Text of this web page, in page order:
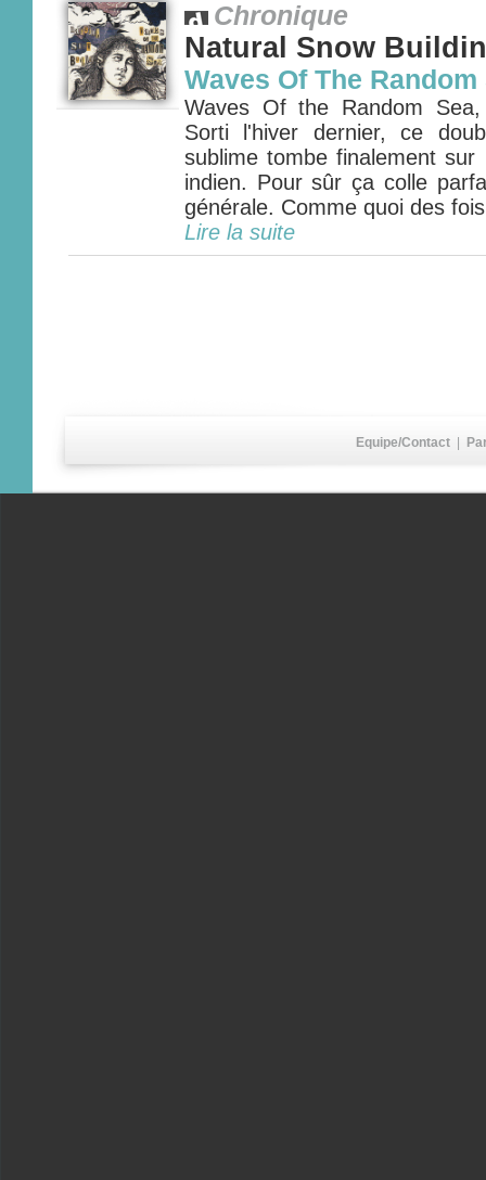
Chronique
Natural Snow
Waves Of The Random
Waves Of the Random
Sorti l'hiver dernier, ce
sublime tombe finalement
indien. Pour sûr ça colle
générale. Comme quoi des
Lire la suite
Equipe/Contact